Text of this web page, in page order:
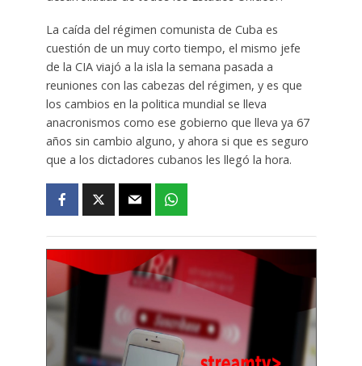
La caída del régimen comunista de Cuba es
cuestión de un muy corto tiempo, el mismo jefe
de la CIA viajó a la isla la semana pasada a
reuniones con las cabezas del régimen, y es que
los cambios en la politica mundial se lleva
anacronismos como ese gobierno que lleva ya 67
años sin cambio alguno, y ahora si que es seguro
que a los dictadores cubanos les llegó la hora.